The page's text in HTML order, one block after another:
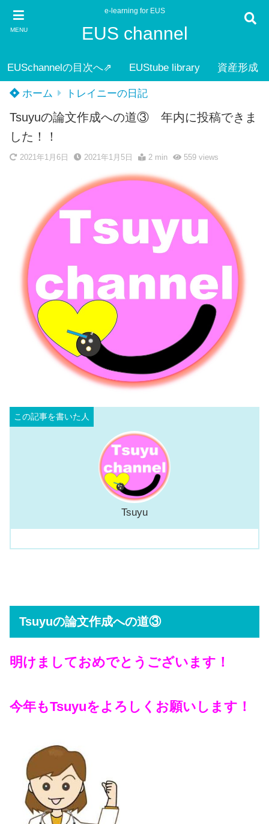
MENU
e-learning for EUS
EUS channel
EUSchannelの目次へ⇗ EUStube library 資産形成
ホーム トレイニーの日記
Tsuyuの論文作成への道③ 年内に投稿できま
した！！
2021年1月6日 2021年1月5日 2 min 559views
Tsuyu
Tsuyuの論文作成への道③
明けましておめでとうございます！
今年もTsuyuをよろしくお願いします！